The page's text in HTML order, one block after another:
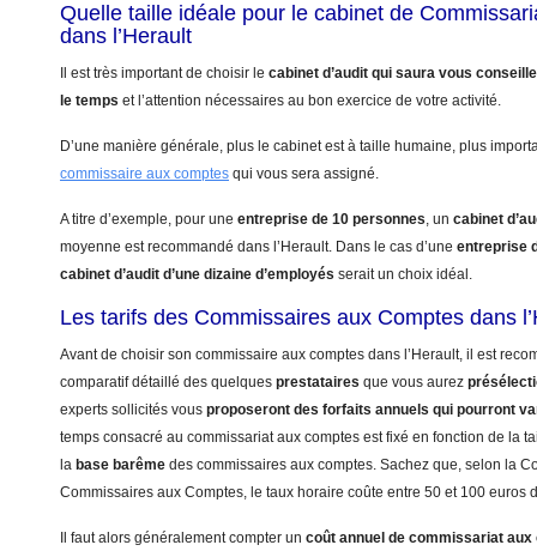
Quelle taille idéale pour le cabinet de
dans l’Herault
Il est très important de choisir le cabinet d’audit qui saura vous
le temps et l’attention nécessaires au bon exercice de votre activité.
D’une manière générale, plus le cabinet est à taille humaine, plus
commissaire aux comptes qui vous sera assigné.
A titre d’exemple, pour une entreprise de 10 personnes, un cabinet
moyenne est recommandé dans l’Herault. Dans le cas d’une entreprise
cabinet d’audit d’une dizaine d’employés serait un choix idéal.
Les tarifs des Commissaires aux Comptes dans
Avant de choisir son commissaire aux comptes dans l’Herault, il est
comparatif détaillé des quelques prestataires que vous aurez
experts sollicités vous proposeront des forfaits annuels qui pourront
temps consacré au commissariat aux comptes est fixé en fonction de la
la base barême des commissaires aux comptes. Sachez que, selon la
Commissaires aux Comptes, le taux horaire coûte entre 50 et 100 euros
Il faut alors généralement compter un coût annuel de commissariat aux